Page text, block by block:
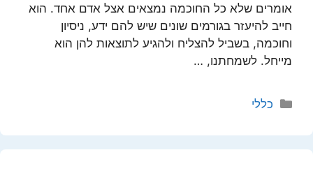
אומרים שלא כל החוכמה נמצאים אצל אדם אחד. הוא
חייב להיעזר בגורמים שונים שיש להם ידע, ניסיון
וחוכמה, בשביל להצליח ולהגיע לתוצאות להן הוא
מייחל. לשמחתנו, …
קטגוריות
כללי